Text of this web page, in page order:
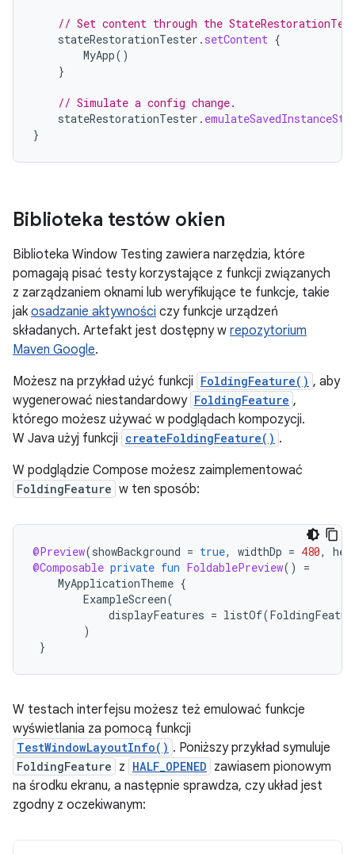
// Set content through the
stateRestorationTester . setContent {
MyApp()
}
// Simulate a config change.
stateRestorationTester .
}
Biblioteka testów okien
Biblioteka Window Testing zawiera narzędzia, które
pomagają pisać testy korzystające z funkcji związanych
z zarządzaniem oknami lub weryfikujące te funkcje, takie
jak osadzanie aktywności czy funkcje urządzeń
składanych. Artefakt jest dostępny w repozytorium
Maven Google.
Możesz na przykład użyć funkcji FoldingFeature() , aby
wygenerować niestandardowy FoldingFeature ,
którego możesz używać w podglądach kompozycji.
W Java użyj funkcji createFoldingFeature() .
W podglądzie Compose możesz zaimplementować
FoldingFeature w ten sposób:
@Preview(showBackground = true, widthDp = 480,
@Composable private fun FoldablePreview()
=
MyApplicationTheme {
ExampleScreen(
displayFeatures = listOf(
)
}
W testach interfejsu możesz też emulować funkcje
wyświetlania za pomocą funkcji
TestWindowLayoutInfo() . Poniższy przykład symuluje
FoldingFeature z HALF_OPENED zawiasem pionowym
na środku ekranu, a następnie sprawdza, czy układ jest
zgodny z oczekiwanym: